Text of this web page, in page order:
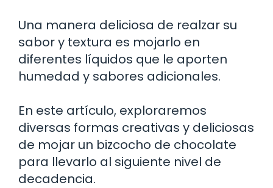
Una manera deliciosa de realzar su
sabor y textura es mojarlo en
diferentes líquidos que le aporten
humedad y sabores adicionales.
En este artículo, exploraremos
diversas formas creativas y deliciosas
de mojar un bizcocho de chocolate
para llevarlo al siguiente nivel de
decadencia.